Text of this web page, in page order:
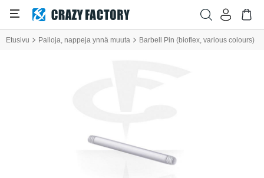
Etusivu Palloja, nappeja ynnä muuta Barbell Pin (bioflex, various colours)